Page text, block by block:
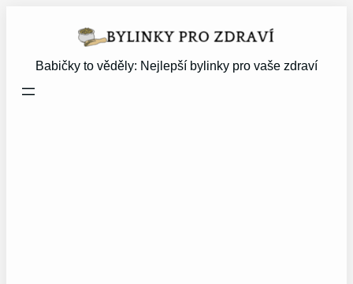
Babičky to věděly: Nejlepší bylinky pro vaše zdraví